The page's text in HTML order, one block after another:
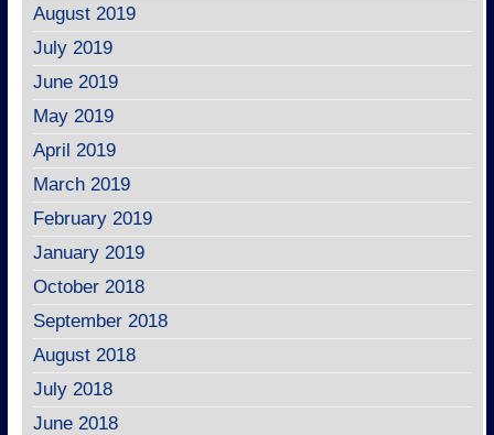
August 2019
July 2019
June 2019
May 2019
April 2019
March 2019
February 2019
January 2019
October 2018
September 2018
August 2018
July 2018
June 2018